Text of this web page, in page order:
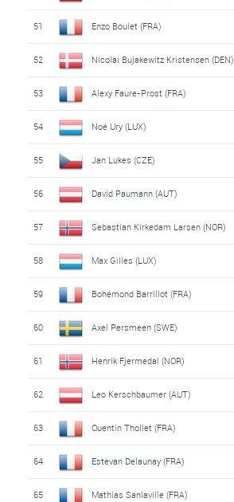
51 Enzo Boulet (FRA)
52 Nicolai Bujakewitz Kristensen (DEN)
53 Alexy Faure-Prost (FRA)
54 Noé Ury (LUX)
55 Jan Lukes (CZE)
56 David Paumann (AUT)
57 Sebastian Kirkedam Larsen (NOR)
58 Max Gilles (LUX)
59 Bohémond Barrillot (FRA)
60 Axel Persmeen (SWE)
61 Henrik Fjermedal (NOR)
62 Leo Kerschbaumer (AUT)
63 Quentin Thollet (FRA)
64 Estevan Delaunay (FRA)
65 Mathias Sanlaville (FRA)